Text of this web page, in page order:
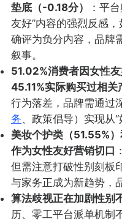
垫底（-0.18分）
：平
友好”内容的强烈反感，
确评为负分内容，品牌
叙事。
51.02%消费者因女性
45.11%实际购买过相关
行为落差，品牌需通过
务、政策倡导）实现从“
美妆个护类（51.55%
作为女性友好营销切口
但需注意打破性别刻
与家务正成为新趋势，
算法歧视正在加剧性别
历、零工平台派单机制